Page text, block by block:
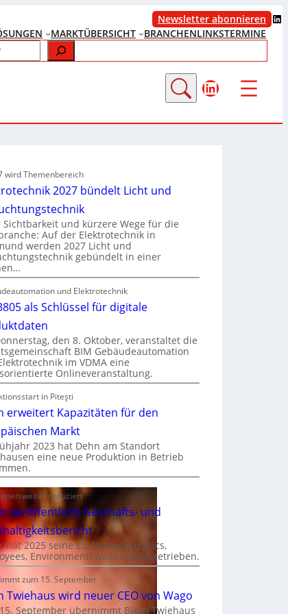
Newsletter abonnieren LinkedIn
MARKTÜBERSICHT BRANCHENLINKSTERMINE
LinkedIn
wird Themenbereich
2027 bündelt Licht und
Sichtbarkeit und kürzere Wege für die
Auf der Elektrotechnik in
werden 2027 Licht und
gebündelt in einer
und Elektrotechnik
als Schlüssel für digitale
den 8. Oktober, veranstaltet die
BIM Gebäudeautomation
im VDMA eine
Onlineveranstaltung.
in Piteşti
erweitert Kapazitäten für den
Markt
2023 hat Dehn am Standort
eine neue Produktion in Betrieb
weiter reduziert
veröffentlicht Geschäfts- und
hat 2025 seine E3-Strategie (Ethics,
Environment) weiter vorangetrieben.
zum 15. September
Twiehaus wird neuer CEO von Wago
September übernimmt Björn Twiehaus